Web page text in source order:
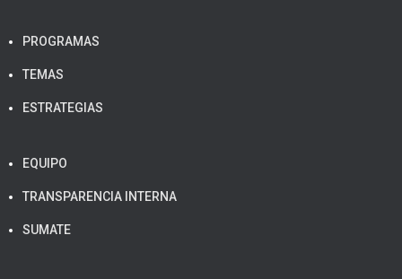
PROGRAMAS
TEMAS
ESTRATEGIAS
EQUIPO
TRANSPARENCIA INTERNA
SUMATE